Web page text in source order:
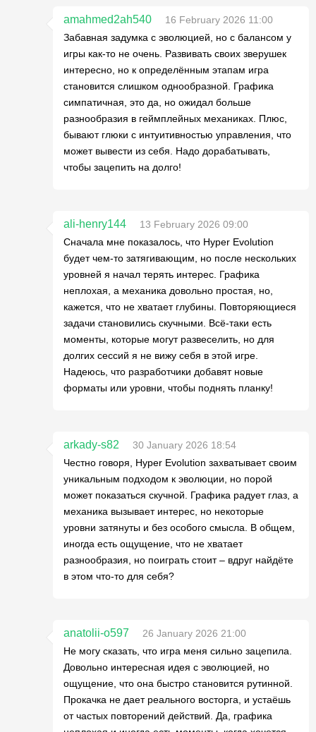
amahmed2ah540
16 February 2026 11:00
Забавная задумка с эволюцией, но с балансом у
игры как-то не очень. Развивать своих зверушек
интересно, но к определённым этапам игра
становится слишком однообразной. Графика
симпатичная, это да, но ожидал больше
разнообразия в геймплейных механиках. Плюс,
бывают глюки с интуитивностью управления, что
может вывести из себя. Надо дорабатывать,
чтобы зацепить на долго!
ali-henry144
13 February 2026 09:00
Сначала мне показалось, что Hyper Evolution
будет чем-то затягивающим, но после нескольких
уровней я начал терять интерес. Графика
неплохая, а механика довольно простая, но,
кажется, что не хватает глубины. Повторяющиеся
задачи становились скучными. Всё-таки есть
моменты, которые могут развеселить, но для
долгих сессий я не вижу себя в этой игре.
Надеюсь, что разработчики добавят новые
форматы или уровни, чтобы поднять планку!
arkady-s82
30 January 2026 18:54
Честно говоря, Hyper Evolution захватывает своим
уникальным подходом к эволюции, но порой
может показаться скучной. Графика радует глаз, а
механика вызывает интерес, но некоторые
уровни затянуты и без особого смысла. В общем,
иногда есть ощущение, что не хватает
разнообразия, но поиграть стоит – вдруг найдёте
в этом что-то для себя?
anatolii-o597
26 January 2026 21:00
Не могу сказать, что игра меня сильно зацепила.
Довольно интересная идея с эволюцией, но
ощущение, что она быстро становится рутинной.
Прокачка не дает реального восторга, и устаёшь
от частых повторений действий. Да, графика